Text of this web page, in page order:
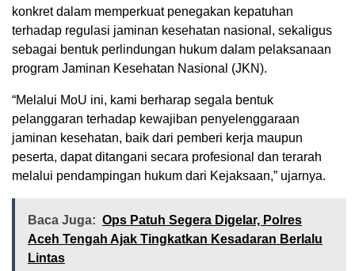
konkret dalam memperkuat penegakan kepatuhan
terhadap regulasi jaminan kesehatan nasional, sekaligus
sebagai bentuk perlindungan hukum dalam pelaksanaan
program Jaminan Kesehatan Nasional (JKN).
“Melalui MoU ini, kami berharap segala bentuk
pelanggaran terhadap kewajiban penyelenggaraan
jaminan kesehatan, baik dari pemberi kerja maupun
peserta, dapat ditangani secara profesional dan terarah
melalui pendampingan hukum dari Kejaksaan,” ujarnya.
Baca Juga: Ops Patuh Segera Digelar, Polres
Aceh Tengah Ajak Tingkatkan Kesadaran Berlalu
Lintas